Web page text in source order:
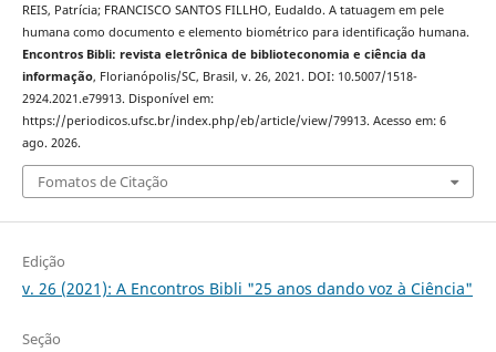
REIS, Patrícia; FRANCISCO SANTOS FILLHO, Eudaldo. A tatuagem em pele
humana como documento e elemento biométrico para identificação humana.
Encontros Bibli: revista eletrônica de biblioteconomia e ciência da
informação, Florianópolis/SC, Brasil, v. 26, 2021. DOI: 10.5007/1518-
2924.2021.e79913. Disponível em:
https://periodicos.ufsc.br/index.php/eb/article/view/79913. Acesso em: 6
ago. 2026.
Fomatos de Citação
Edição
v. 26 (2021): A Encontros Bibli "25 anos dando voz à Ciência"
Seção